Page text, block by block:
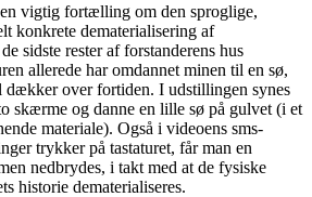
vigtig fortælling om den sproglige,
konkrete dematerialisering af
sidste rester af forstanderens hus
allerede har omdannet minen til en sø,
dækker over fortiden. I udstillingen synes
skærme og danne en lille sø på gulvet (i et
materiale). Også i videoens sms-
trykker på tastaturet, får man en
nedbrydes, i takt med at de fysiske
historie dematerialiseres.